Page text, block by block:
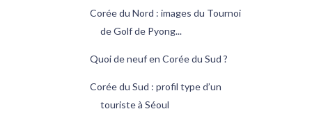
Corée du Nord : images du Tournoi
de Golf de Pyong...
Quoi de neuf en Corée du Sud ?
Corée du Sud : profil type d’un
touriste à Séoul